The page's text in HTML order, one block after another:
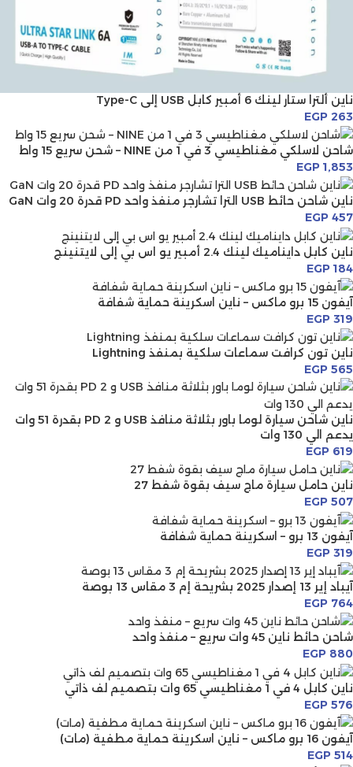
ناين ألترا ستار لينك 6 أمبير كابل USB إلى Type-C
EGP 263
شاحن لاسلكي مغناطيسي 3 في 1 من NINE – شحن سريع 15 واط
EGP 1,853
ناين شاحن حائط USB الترا تشارجر منفذ واحد PD قدرة 20 وات GaN
EGP 457
ناين كابل دايناميك لينك 2.4 أمبير يو اس بي إلى لايتنينج
EGP 184
آيفون 15 برو ماكس – ناين اسكرينة حماية شفافة
EGP 319
ناين تون كرافت سماعات سلكية بمنفذ Lightning
EGP 565
ناين شاحن سيارة لوما باور بثلاثة منافذ USB و 2 PD بقدرة 51 وات
يدعم الي 130 وات
EGP 619
ناين حامل سيارة ماج سيف بقوة شفط 27
EGP 507
آيفون 13 برو – اسكرينة حماية شفافة
EGP 319
آيباد إير 13 إصدار 2025 بشريحة إم 3 مقاس 13 بوصة
EGP 764
شاحن حائط ناين 45 وات سريع – منفذ واحد
EGP 880
ناين كابل 4 في 1 مغناطيسي 65 وات بتصميم لف ذاتي
EGP 576
آيفون 16 برو ماكس – ناين اسكرينة حماية مطفية (مات)
EGP 514